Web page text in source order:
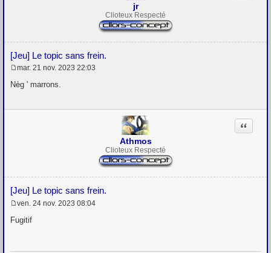
jr
Clioteux Respecté
[Jeu] Le topic sans frein.
e
a
mar. 21 nov. 2023 22:03
Nèg ' marrons.
Athmos
Clioteux Respecté
[Jeu] Le topic sans frein.
Citation
e
s
ven. 24 nov. 2023 08:04
Fugitif